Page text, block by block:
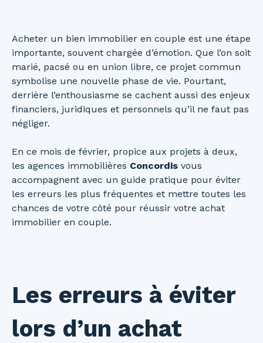
Acheter un bien immobilier en couple est une étape
importante, souvent chargée d’émotion. Que l’on soit
marié, pacsé ou en union libre, ce projet commun
symbolise une nouvelle phase de vie. Pourtant,
derrière l’enthousiasme se cachent aussi des enjeux
financiers, juridiques et personnels qu’il ne faut pas
négliger.
En ce mois de février, propice aux projets à deux,
les agences immobilières Concordis vous
accompagnent avec un guide pratique pour éviter
les erreurs les plus fréquentes et mettre toutes les
chances de votre côté pour réussir votre achat
immobilier en couple.
Les erreurs à éviter
lors d’un achat